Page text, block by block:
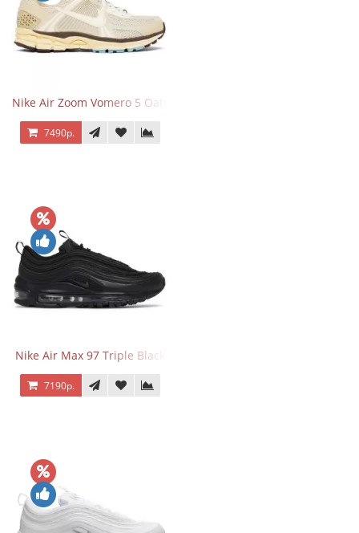
Nike Air Zoom Vomero 5 Oatmeal
7490р.
Nike Air Max 97 Triple Black
7190р.